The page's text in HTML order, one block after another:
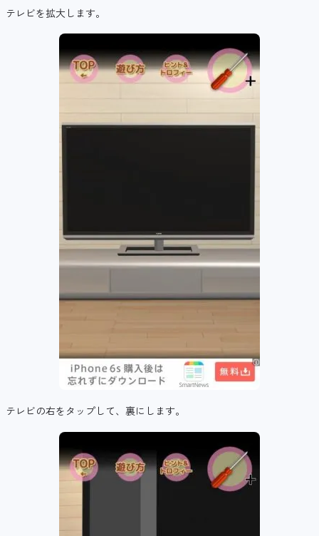
テレビを拡大します。
テレビの右をタップして、裏にします。